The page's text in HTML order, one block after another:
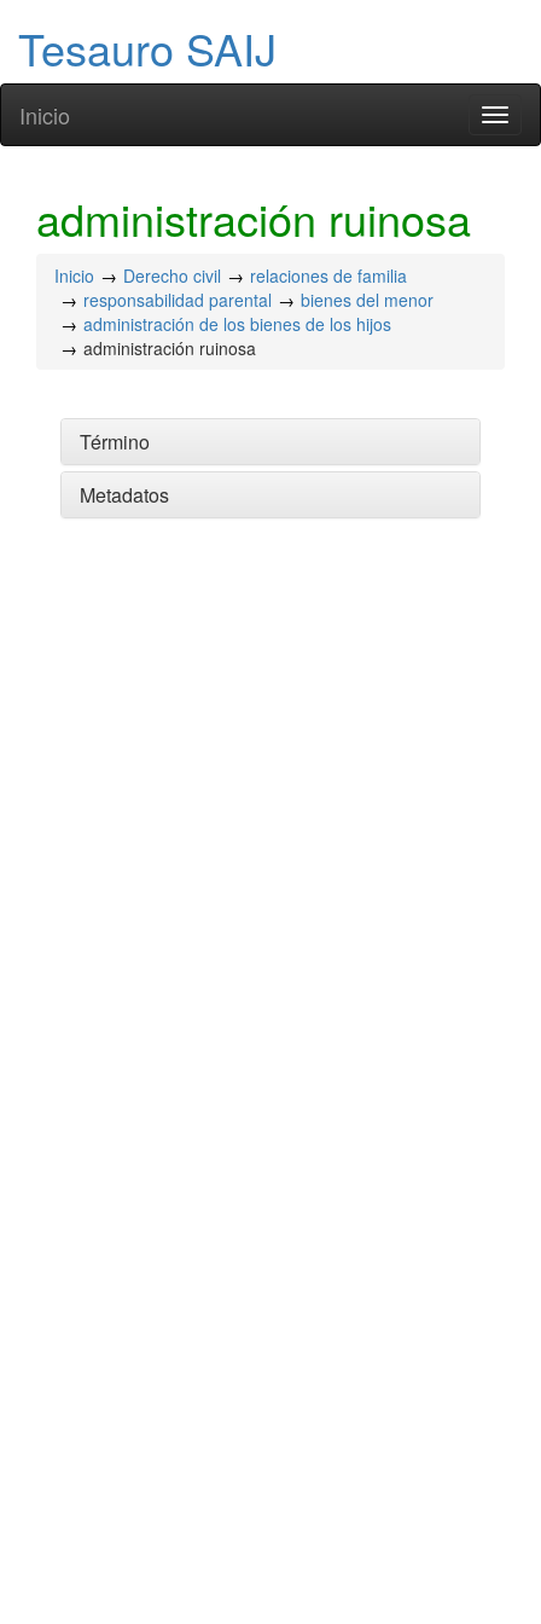
Tesauro SAIJ
Inicio
administración ruinosa
Inicio Derecho civil
relaciones de familia
responsabilidad parental
bienes del menor
administración de los bienes de los hijos
administración ruinosa
Término
Metadatos